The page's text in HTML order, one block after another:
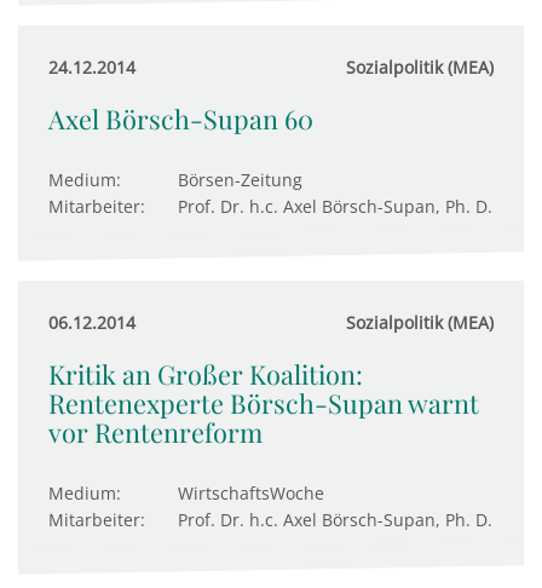
24.12.2014 Sozialpolitik (MEA)
Axel Börsch-Supan 60
Medium:
Börsen-Zeitung
Mitarbeiter:
Prof. Dr. h.c. Axel Börsch-Supan, Ph. D.
06.12.2014 Sozialpolitik (MEA)
Kritik an Großer Koalition:
Rentenexperte Börsch-Supan warnt
vor Rentenreform
Medium:
WirtschaftsWoche
Mitarbeiter:
Prof. Dr. h.c. Axel Börsch-Supan, Ph. D.